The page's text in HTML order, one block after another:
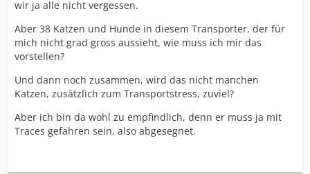
wir ja alle nicht vergessen.
Aber 38 Katzen und Hunde in diesem Transporter, der für
mich nicht grad gross aussieht, wie muss ich mir das
vorstellen?
Und dann noch zusammen, wird das nicht manchen
Katzen, zusätzlich zum Transportstress, zuviel?
Aber ich bin da wohl zu empfindlich, denn er muss ja mit
Traces gefahren sein, also abgesegnet.